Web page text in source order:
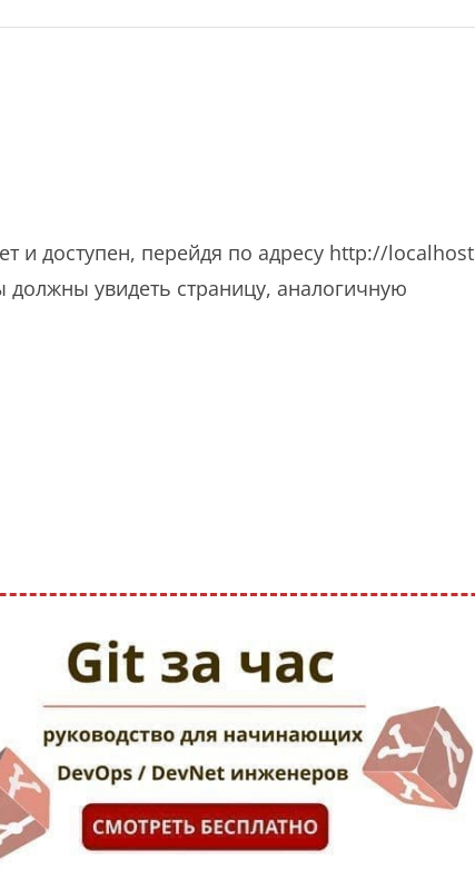
и доступен, перейдя по адресу http://localhost
увидеть страницу, аналогичную